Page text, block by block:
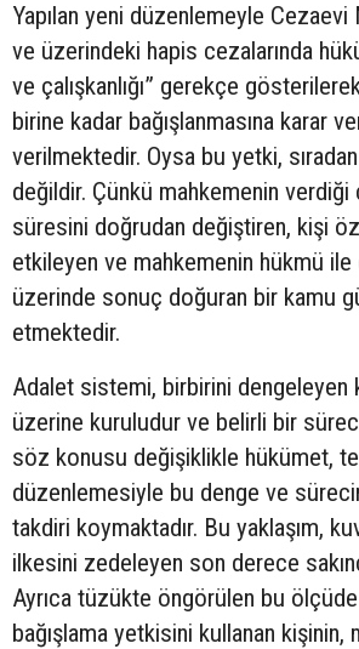
Yapılan yeni düzenlemeyle Cezaevi
ve üzerindeki hapis cezalarında
ve çalışkanlığı” gerekçe
birine kadar bağışlanmasına karar
verilmektedir. Oysa bu yetki,
değildir. Çünkü mahkemenin verdiği
süresini doğrudan değiştiren, kişi
etkileyen ve mahkemenin hükmü
üzerinde sonuç doğuran bir kamu
etmektedir.
Adalet sistemi, birbirini dengeleyen
üzerine kuruludur ve belirli bir
söz konusu değişiklikle hükümet,
düzenlemesiyle bu denge ve
takdiri koymaktadır. Bu yaklaşım,
ilkesini zedeleyen son derece
Ayrıca tüzükte öngörülen bu
bağışlama yetkisini kullanan kişinin,